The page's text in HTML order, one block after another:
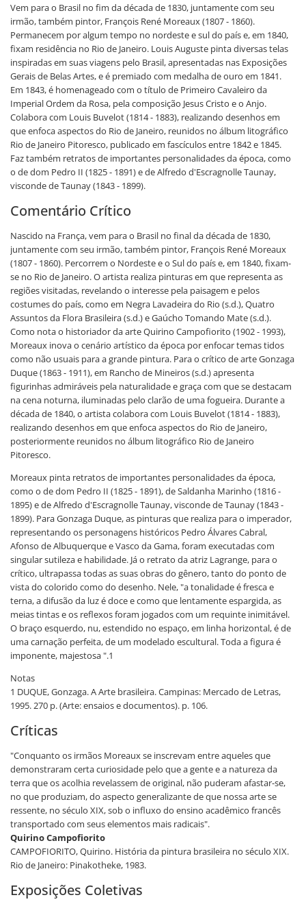
Vem para o Brasil no fim da década de 1830, juntamente com seu
irmão, também pintor, François René Moreaux (1807 - 1860).
Permanecem por algum tempo no nordeste e sul do país e, em 1840,
fixam residência no Rio de Janeiro. Louis Auguste pinta diversas telas
inspiradas em suas viagens pelo Brasil, apresentadas nas Exposições
Gerais de Belas Artes, e é premiado com medalha de ouro em 1841.
Em 1843, é homenageado com o título de Primeiro Cavaleiro da
Imperial Ordem da Rosa, pela composição Jesus Cristo e o Anjo.
Colabora com Louis Buvelot (1814 - 1883), realizando desenhos em
que enfoca aspectos do Rio de Janeiro, reunidos no álbum litográfico
Rio de Janeiro Pitoresco, publicado em fascículos entre 1842 e 1845.
Faz também retratos de importantes personalidades da época, como
o de dom Pedro II (1825 - 1891) e de Alfredo d'Escragnolle Taunay,
visconde de Taunay (1843 - 1899).
Comentário Crítico
Nascido na França, vem para o Brasil no final da década de 1830,
juntamente com seu irmão, também pintor, François René Moreaux
(1807 - 1860). Percorrem o Nordeste e o Sul do país e, em 1840, fixam-
se no Rio de Janeiro. O artista realiza pinturas em que representa as
regiões visitadas, revelando o interesse pela paisagem e pelos
costumes do país, como em Negra Lavadeira do Rio (s.d.), Quatro
Assuntos da Flora Brasileira (s.d.) e Gaúcho Tomando Mate (s.d.).
Como nota o historiador da arte Quirino Campofiorito (1902 - 1993),
Moreaux inova o cenário artístico da época por enfocar temas tidos
como não usuais para a grande pintura. Para o crítico de arte Gonzaga
Duque (1863 - 1911), em Rancho de Mineiros (s.d.) apresenta
figurinhas admiráveis pela naturalidade e graça com que se destacam
na cena noturna, iluminadas pelo clarão de uma fogueira. Durante a
década de 1840, o artista colabora com Louis Buvelot (1814 - 1883),
realizando desenhos em que enfoca aspectos do Rio de Janeiro,
posteriormente reunidos no álbum litográfico Rio de Janeiro
Pitoresco.
Moreaux pinta retratos de importantes personalidades da época,
como o de dom Pedro II (1825 - 1891), de Saldanha Marinho (1816 -
1895) e de Alfredo d'Escragnolle Taunay, visconde de Taunay (1843 -
1899). Para Gonzaga Duque, as pinturas que realiza para o imperador,
representando os personagens históricos Pedro Álvares Cabral,
Afonso de Albuquerque e Vasco da Gama, foram executadas com
singular sutileza e habilidade. Já o retrato da atriz Lagrange, para o
crítico, ultrapassa todas as suas obras do gênero, tanto do ponto de
vista do colorido como do desenho. Nele, "a tonalidade é fresca e
terna, a difusão da luz é doce e como que lentamente espargida, as
meias tintas e os reflexos foram jogados com um requinte inimitável.
O braço esquerdo, nu, estendido no espaço, em linha horizontal, é de
uma carnação perfeita, de um modelado escultural. Toda a figura é
imponente, majestosa ".1
Notas
1 DUQUE, Gonzaga. A Arte brasileira. Campinas: Mercado de Letras,
1995. 270 p. (Arte: ensaios e documentos). p. 106.
Críticas
"Conquanto os irmãos Moreaux se inscrevam entre aqueles que
demonstraram certa curiosidade pelo que a gente e a natureza da
terra que os acolhia revelassem de original, não puderam afastar-se,
no que produziam, do aspecto generalizante de que nossa arte se
ressente, no século XIX, sob o influxo do ensino acadêmico francês
transportado com seus elementos mais radicais".
Quirino Campofiorito
CAMPOFIORITO, Quirino. História da pintura brasileira no século XIX.
Rio de Janeiro: Pinakotheke, 1983.
Exposições Coletivas